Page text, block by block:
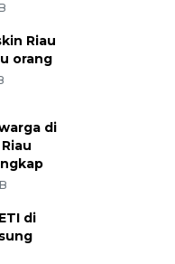
Riau
orang
di
di